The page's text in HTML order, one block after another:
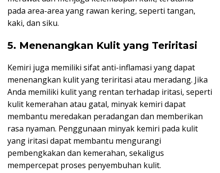
pada area-area yang rawan kering, seperti tangan,
kaki, dan siku.
5. Menenangkan Kulit yang Teriritasi
Kemiri juga memiliki sifat anti-inflamasi yang dapat
menenangkan kulit yang teriritasi atau meradang. Jika
Anda memiliki kulit yang rentan terhadap iritasi, seperti
kulit kemerahan atau gatal, minyak kemiri dapat
membantu meredakan peradangan dan memberikan
rasa nyaman. Penggunaan minyak kemiri pada kulit
yang iritasi dapat membantu mengurangi
pembengkakan dan kemerahan, sekaligus
mempercepat proses penyembuhan kulit.